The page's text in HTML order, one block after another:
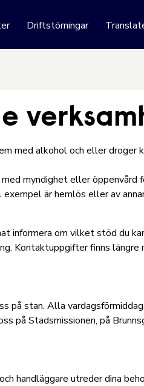
Driftstörningar
med alkohol och eller droger
myndighet eller
exempel är hemlös eller av
informera om vilket stöd du
Kontaktuppgifter finns längre
på stan. Alla
på Stadsmissionen, på
handläggare utreder dina